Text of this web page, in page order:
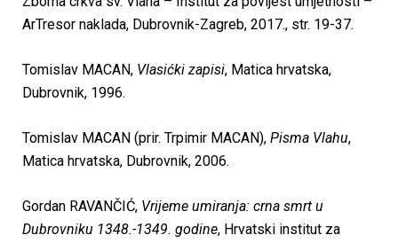
ArTresor naklada, Dubrovnik-Zagreb, 2017., str. 19-37.
Tomislav MACAN, Vlasićki zapisi, Matica hrvatska,
Dubrovnik, 1996.
Tomislav MACAN (prir. Trpimir MACAN), Pisma Vlahu,
Matica hrvatska, Dubrovnik, 2006.
Gordan RAVANČIĆ, Vrijeme umiranja: crna smrt u
Dubrovniku 1348.-1349. godine, Hrvatski institut za